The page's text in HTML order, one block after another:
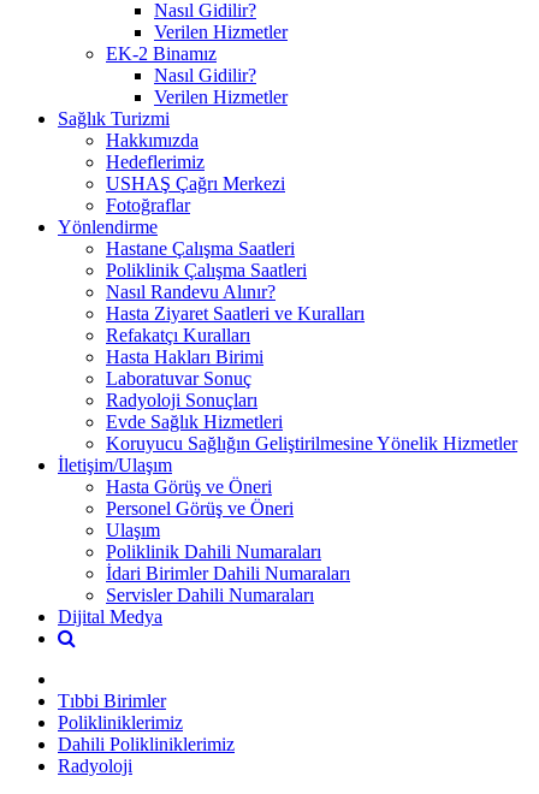
Nasıl Gidilir?
Verilen Hizmetler
EK-2 Binamız
Nasıl Gidilir?
Verilen Hizmetler
Sağlık Turizmi
Hakkımızda
Hedeflerimiz
USHAŞ Çağrı Merkezi
Fotoğraflar
Yönlendirme
Hastane Çalışma Saatleri
Poliklinik Çalışma Saatleri
Nasıl Randevu Alınır?
Hasta Ziyaret Saatleri ve Kuralları
Refakatçı Kuralları
Hasta Hakları Birimi
Laboratuvar Sonuç
Radyoloji Sonuçları
Evde Sağlık Hizmetleri
Koruyucu Sağlığın Geliştirilmesine Yönelik Hizmetler
İletişim/Ulaşım
Hasta Görüş ve Öneri
Personel Görüş ve Öneri
Ulaşım
Poliklinik Dahili Numaraları
İdari Birimler Dahili Numaraları
Servisler Dahili Numaraları
Dijital Medya
Tıbbi Birimler
Polikliniklerimiz
Dahili Polikliniklerimiz
Radyoloji